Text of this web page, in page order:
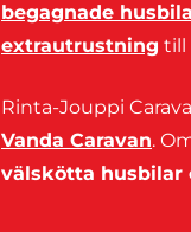
begagnade
extrautrustning till
Rinta-Jouppi
Vanda Caravan.
välskötta husbilar